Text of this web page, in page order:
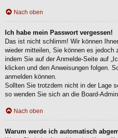
Nach oben
Ich habe mein Passwort vergessen!
Das ist nicht schlimm! Wir können
wieder mitteilen, Sie können es jedoch
indem Sie auf der Anmelde-Seite auf
klicken und den Anweisungen folgen.
anmelden können.
Sollten Sie trotzdem nicht in der Lage
so wenden Sie sich an die Board-
Nach oben
Warum werde ich automatisch